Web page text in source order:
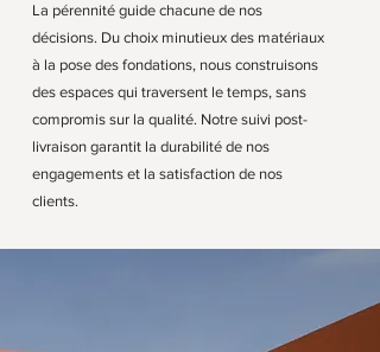
La pérennité guide chacune de nos
décisions. Du choix minutieux des matériaux
à la pose des fondations, nous construisons
des espaces qui traversent le temps, sans
compromis sur la qualité. Notre suivi post-
livraison garantit la durabilité de nos
engagements et la satisfaction de nos
clients.